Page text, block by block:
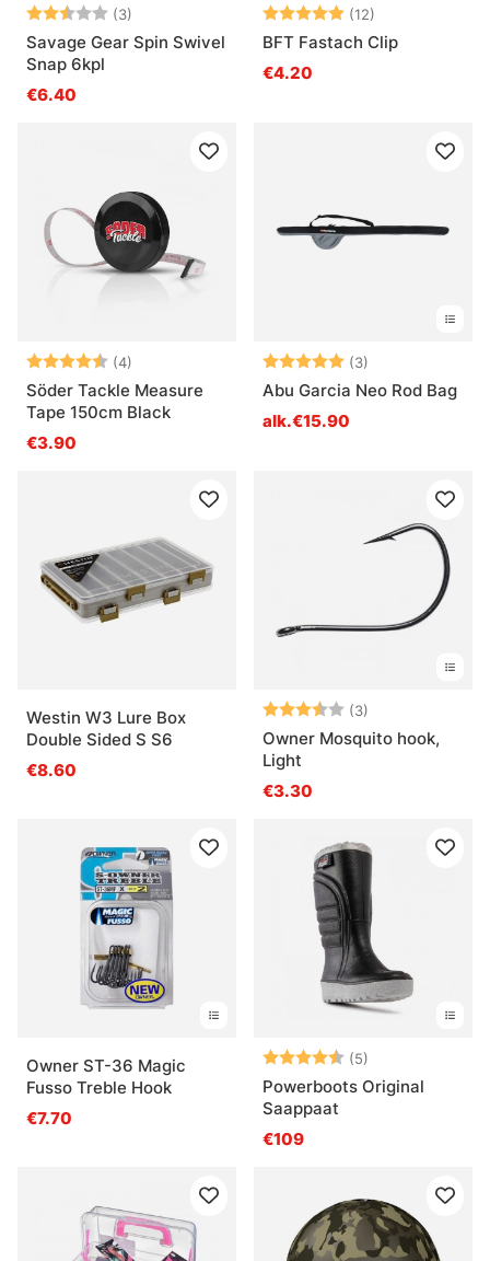
Arvio: (3)
2.3 5:sta tähdestä
Savage Gear Spin Swivel
Snap 6kpl
€6.40
Arvio: (12)
BFT Fastach Clip
€4.20
Arvio: (4)
4.5 5:sta tähdestä
Söder Tackle Measure
Tape 150cm Black
€3.90
Arvio: (3)
Abu Garcia Neo Rod Bag
alk.€15.90
Westin W3 Lure Box
Double Sided S S6
€8.60
Arvio: (3)
Owner Mosquito hook,
Light
€3.30
Owner ST-36 Magic
Fusso Treble Hook
€7.70
Arvio: (5)
Powerboots Original
Saappaat
€109